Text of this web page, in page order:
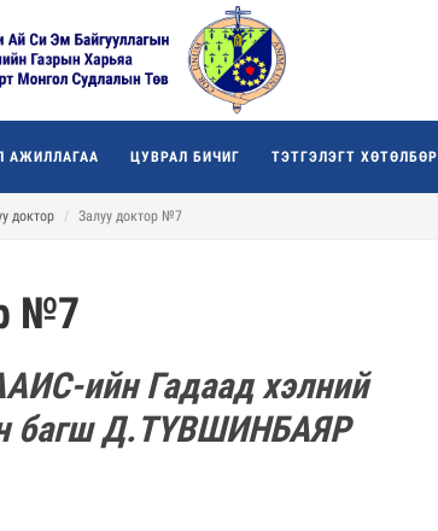
АЖИЛЛАГАА ЦУВРАЛ БИЧИГ ТЭТГЭЛЭГТ ХӨТӨЛБӨР
доктор Залуу доктор №7
№7
ийн Гадаад хэлний
багш Д.ТҮВШИНБАЯР